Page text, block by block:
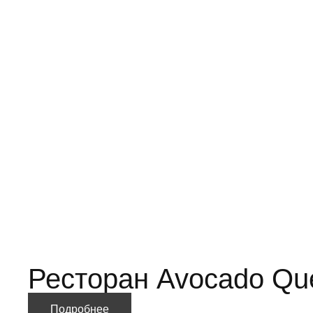
Ресторан Avocado
Подробнее